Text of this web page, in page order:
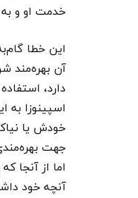
خدمت او و به
این خطا
آن بهره‌مند
دارد،
اسپینوزا
خودش یا
جهت
اما از آنجا
آنچه خود